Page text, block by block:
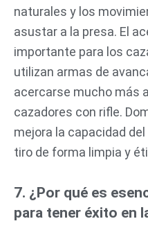
naturales y los
asustar a la presa. El
importante para los
utilizan armas de
acercarse mucho más
cazadores con rifle.
mejora la capacidad
tiro de forma limpia y
7. ¿Por qué es
para tener éxito en